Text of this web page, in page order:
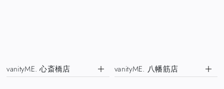
vanityME. 心斎橋店 vanityME. 八幡筋店